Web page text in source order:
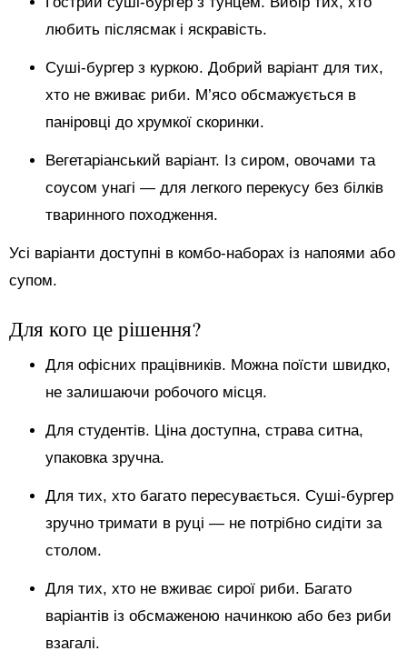
любить післясмак і яскравість.
Суші-бургер з куркою. Добрий варіант для тих,
хто не вживає риби. М’ясо обсмажується в
паніровці до хрумкої скоринки.
Вегетаріанський варіант. Із сиром, овочами та
соусом унагі — для легкого перекусу без білків
тваринного походження.
Усі варіанти доступні в комбо-наборах із напоями або
супом.
Для кого це рішення?
Для офісних працівників. Можна поїсти швидко,
не залишаючи робочого місця.
Для студентів. Ціна доступна, страва ситна,
упаковка зручна.
Для тих, хто багато пересувається. Суші-бургер
зручно тримати в руці — не потрібно сидіти за
столом.
Для тих, хто не вживає сирої риби. Багато
варіантів із обсмаженою начинкою або без риби
взагалі.